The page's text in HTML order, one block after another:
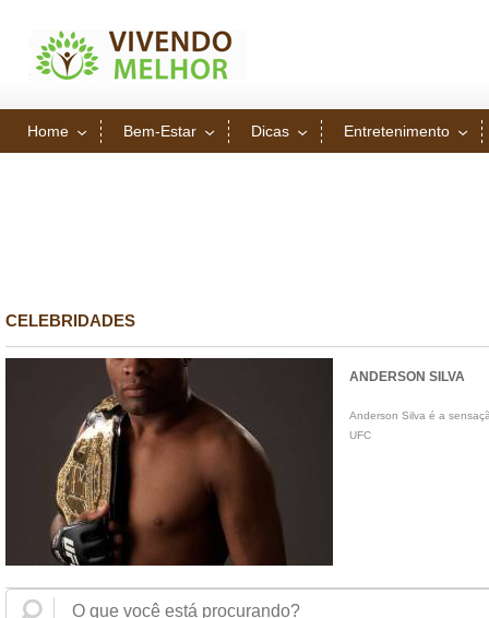
Home Bem-Estar Dicas Entretenimento
CELEBRIDADES
ANDERSON SILVA
Anderson Silva é a
UFC